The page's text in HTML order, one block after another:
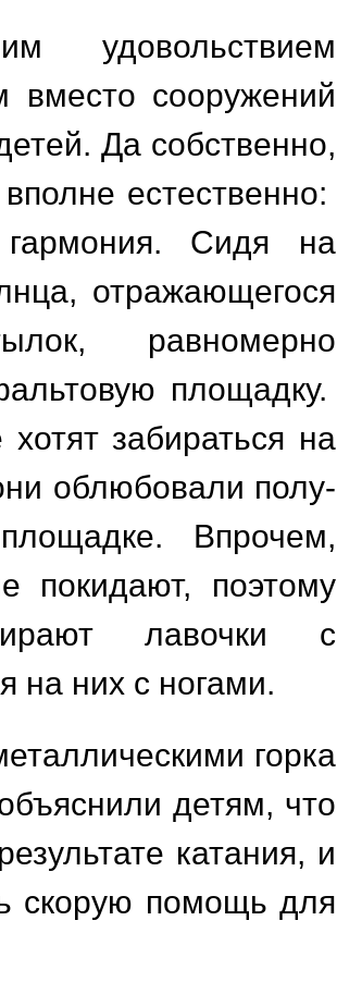
удовольствием
вместо сооружений
Да собственно,
естественно:
Сидя на
отражающегося
равномерно
площадку.
забираться на
облюбовали полу-
Впрочем,
покидают, поэтому
лавочки с
на них с ногами.
горка
детям, что
катания, и
скорую помощь для